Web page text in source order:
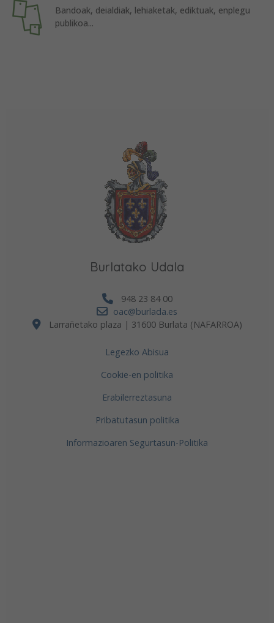
Bandoak, deialdiak, lehiaketak, ediktuak, enplegu
publikoa...
Burlatako Udala
948 23 84 00
oac@burlada.es
Larrañetako plaza | 31600 Burlata (NAFARROA)
Legezko Abisua
Cookie-en politika
Erabilerreztasuna
Pribatutasun politika
Informazioaren Segurtasun-Politika